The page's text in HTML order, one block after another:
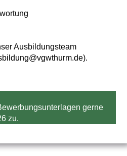
Ausbildungsteam
gerne
zu.